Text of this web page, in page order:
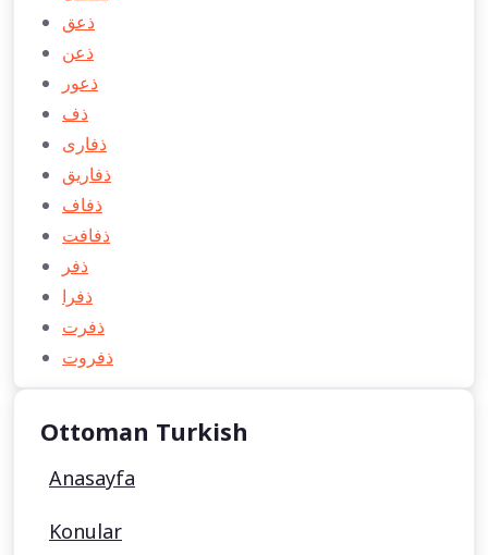
ذعق
ذعن
ذعور
ذف
ذفاری
ذفاريق
ذفاف
ذفافت
ذفر
ذفرا
ذفرت
ذفروت
Ottoman Turkish
Anasayfa
Konular